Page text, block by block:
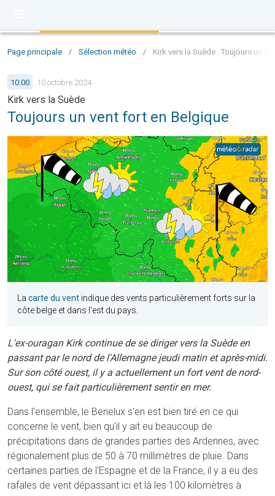
Page principale / Sélection météo / Kirk vers la Suède : Toujours un
10:00 10 octobre 2024
Kirk vers la Suède
Toujours un vent fort en Belgique
La carte du vent indique des vents particulièrement forts sur la
côte belge et dans l'est du pays.
L'ex-ouragan Kirk continue de se diriger vers la Suède en
passant par le nord de l'Allemagne jeudi matin et après-midi.
Sur son côté ouest, il y a actuellement un fort vent de nord-
ouest, qui se fait particulièrement sentir en mer.
Dans l'ensemble, le Benelux s'en est bien tiré en ce qui
concerne le vent, bien qu'il y ait eu beaucoup de
précipitations dans de grandes parties des Ardennes, avec
régionalement plus de 50 à 70 millimètres de pluie. Dans
certaines parties de l'Espagne et de la France, il y a eu des
rafales de vent dépassant ici et là les 100 kilomètres à